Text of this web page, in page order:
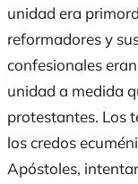
unidad era
reformadores y
confesionales
unidad a medida
protestantes. Los
los credos
Apóstoles,